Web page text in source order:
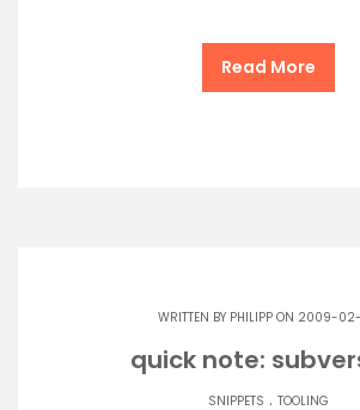
Read More
WRITTEN BY PHILIPPON 2009-
quick note:
SNIPPETS . TOOLING